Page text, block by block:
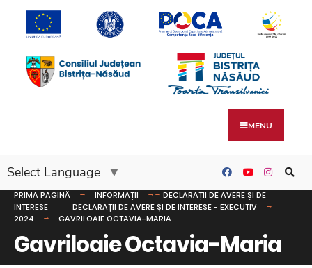
MENU
Select Language ▼
PRIMA PAGINĂ INFORMAȚII
DECLARAȚII DE AVERE ȘI DE
INTERESE
DECLARAȚII DE AVERE ȘI DE INTERESE - EXECUTIV
2024
GAVRILOAIE OCTAVIA-MARIA
Gavriloaie Octavia-Maria